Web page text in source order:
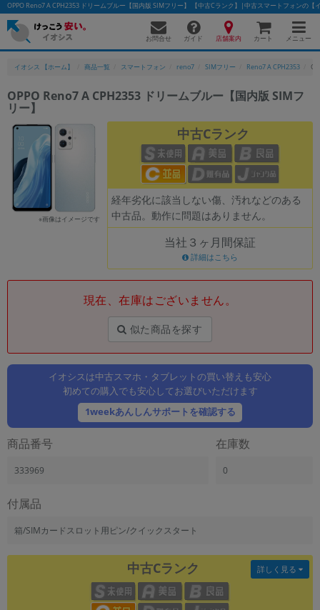
OPPO Reno7 A CPH2353 ドリームブルー【国内版 SIMフリー】 【中古Cランク】|中古スマートフォンの【
お問合せ ガイド 店舗案内 カート メニュー
イオシス 【ホーム】 商品一覧 スマートフォン reno7 SIMフリー Reno7 A CPH2353
OPPO Reno7 A CPH2353 ドリームブルー【国内版 SIMフ
リー】
※画像はイメージです
中古Cランク
経年劣化に該当しない傷、汚れなどのある
中古品。動作に問題はありません。
当社３ヶ月間保証
詳細はこちら
現在、在庫はございません。
似た商品を探す
イオシスは中古スマホ・タブレットの買い替えも安心
初めての購入でも安心してお選びいただけます
1weekあんしんサポートを確認する
商品番号
333969
在庫数
0
付属品
箱/SIMカードスロット用ピン/クイックスタート
中古Cランク 詳しく見る
フリーワード
除外ワード
人気の検索ワード： Let's note EliteBookMacBook
「スマートフォン」「タブレット」など
製造、販売メーカーの絞り込み
「Apple」「SONY」「SHARP」など
商品の搭載機能による絞り込み
ドライブ
ドライブの絞り込み
ランク
商品状態の絞り込み